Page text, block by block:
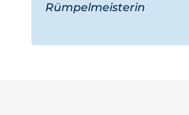
Rümpelmeisterin